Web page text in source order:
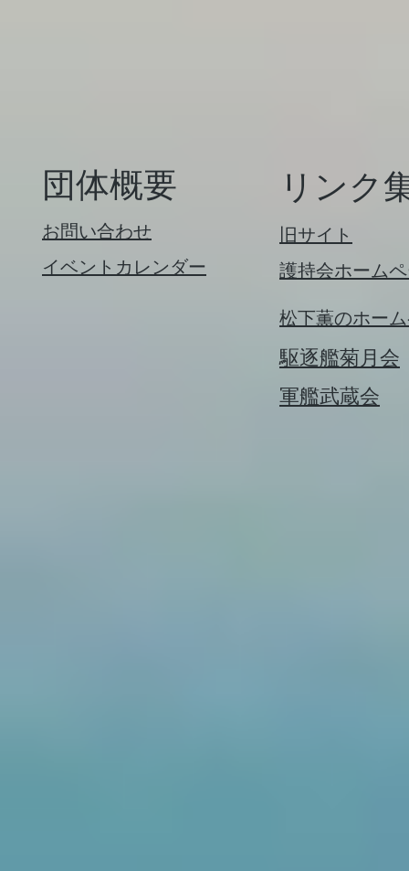
​団体概要
お問い合わせ
リンク
護持会ホーム
イベントカレンダー
旧サイト
松下薫のホー
​駆逐艦菊月会
​軍艦武蔵会